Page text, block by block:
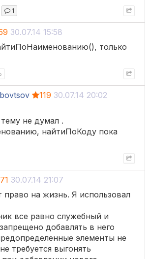
1
30.07.14 15:58
только
119 30.07.14 20:02
не думал .
найтиПоКоду пока
30.07.14 21:07
на жизнь. Я использовал
все равно служебный и
добавлять в него
элементы не
требуется выгонять